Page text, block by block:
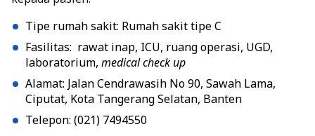
Tipe rumah sakit: Rumah sakit tipe C
Fasilitas: rawat inap, ICU, ruang operasi, UGD,
laboratorium, medical check up
Alamat: Jalan Cendrawasih No 90, Sawah Lama,
Ciputat, Kota Tangerang Selatan, Banten
Telepon: (021) 7494550